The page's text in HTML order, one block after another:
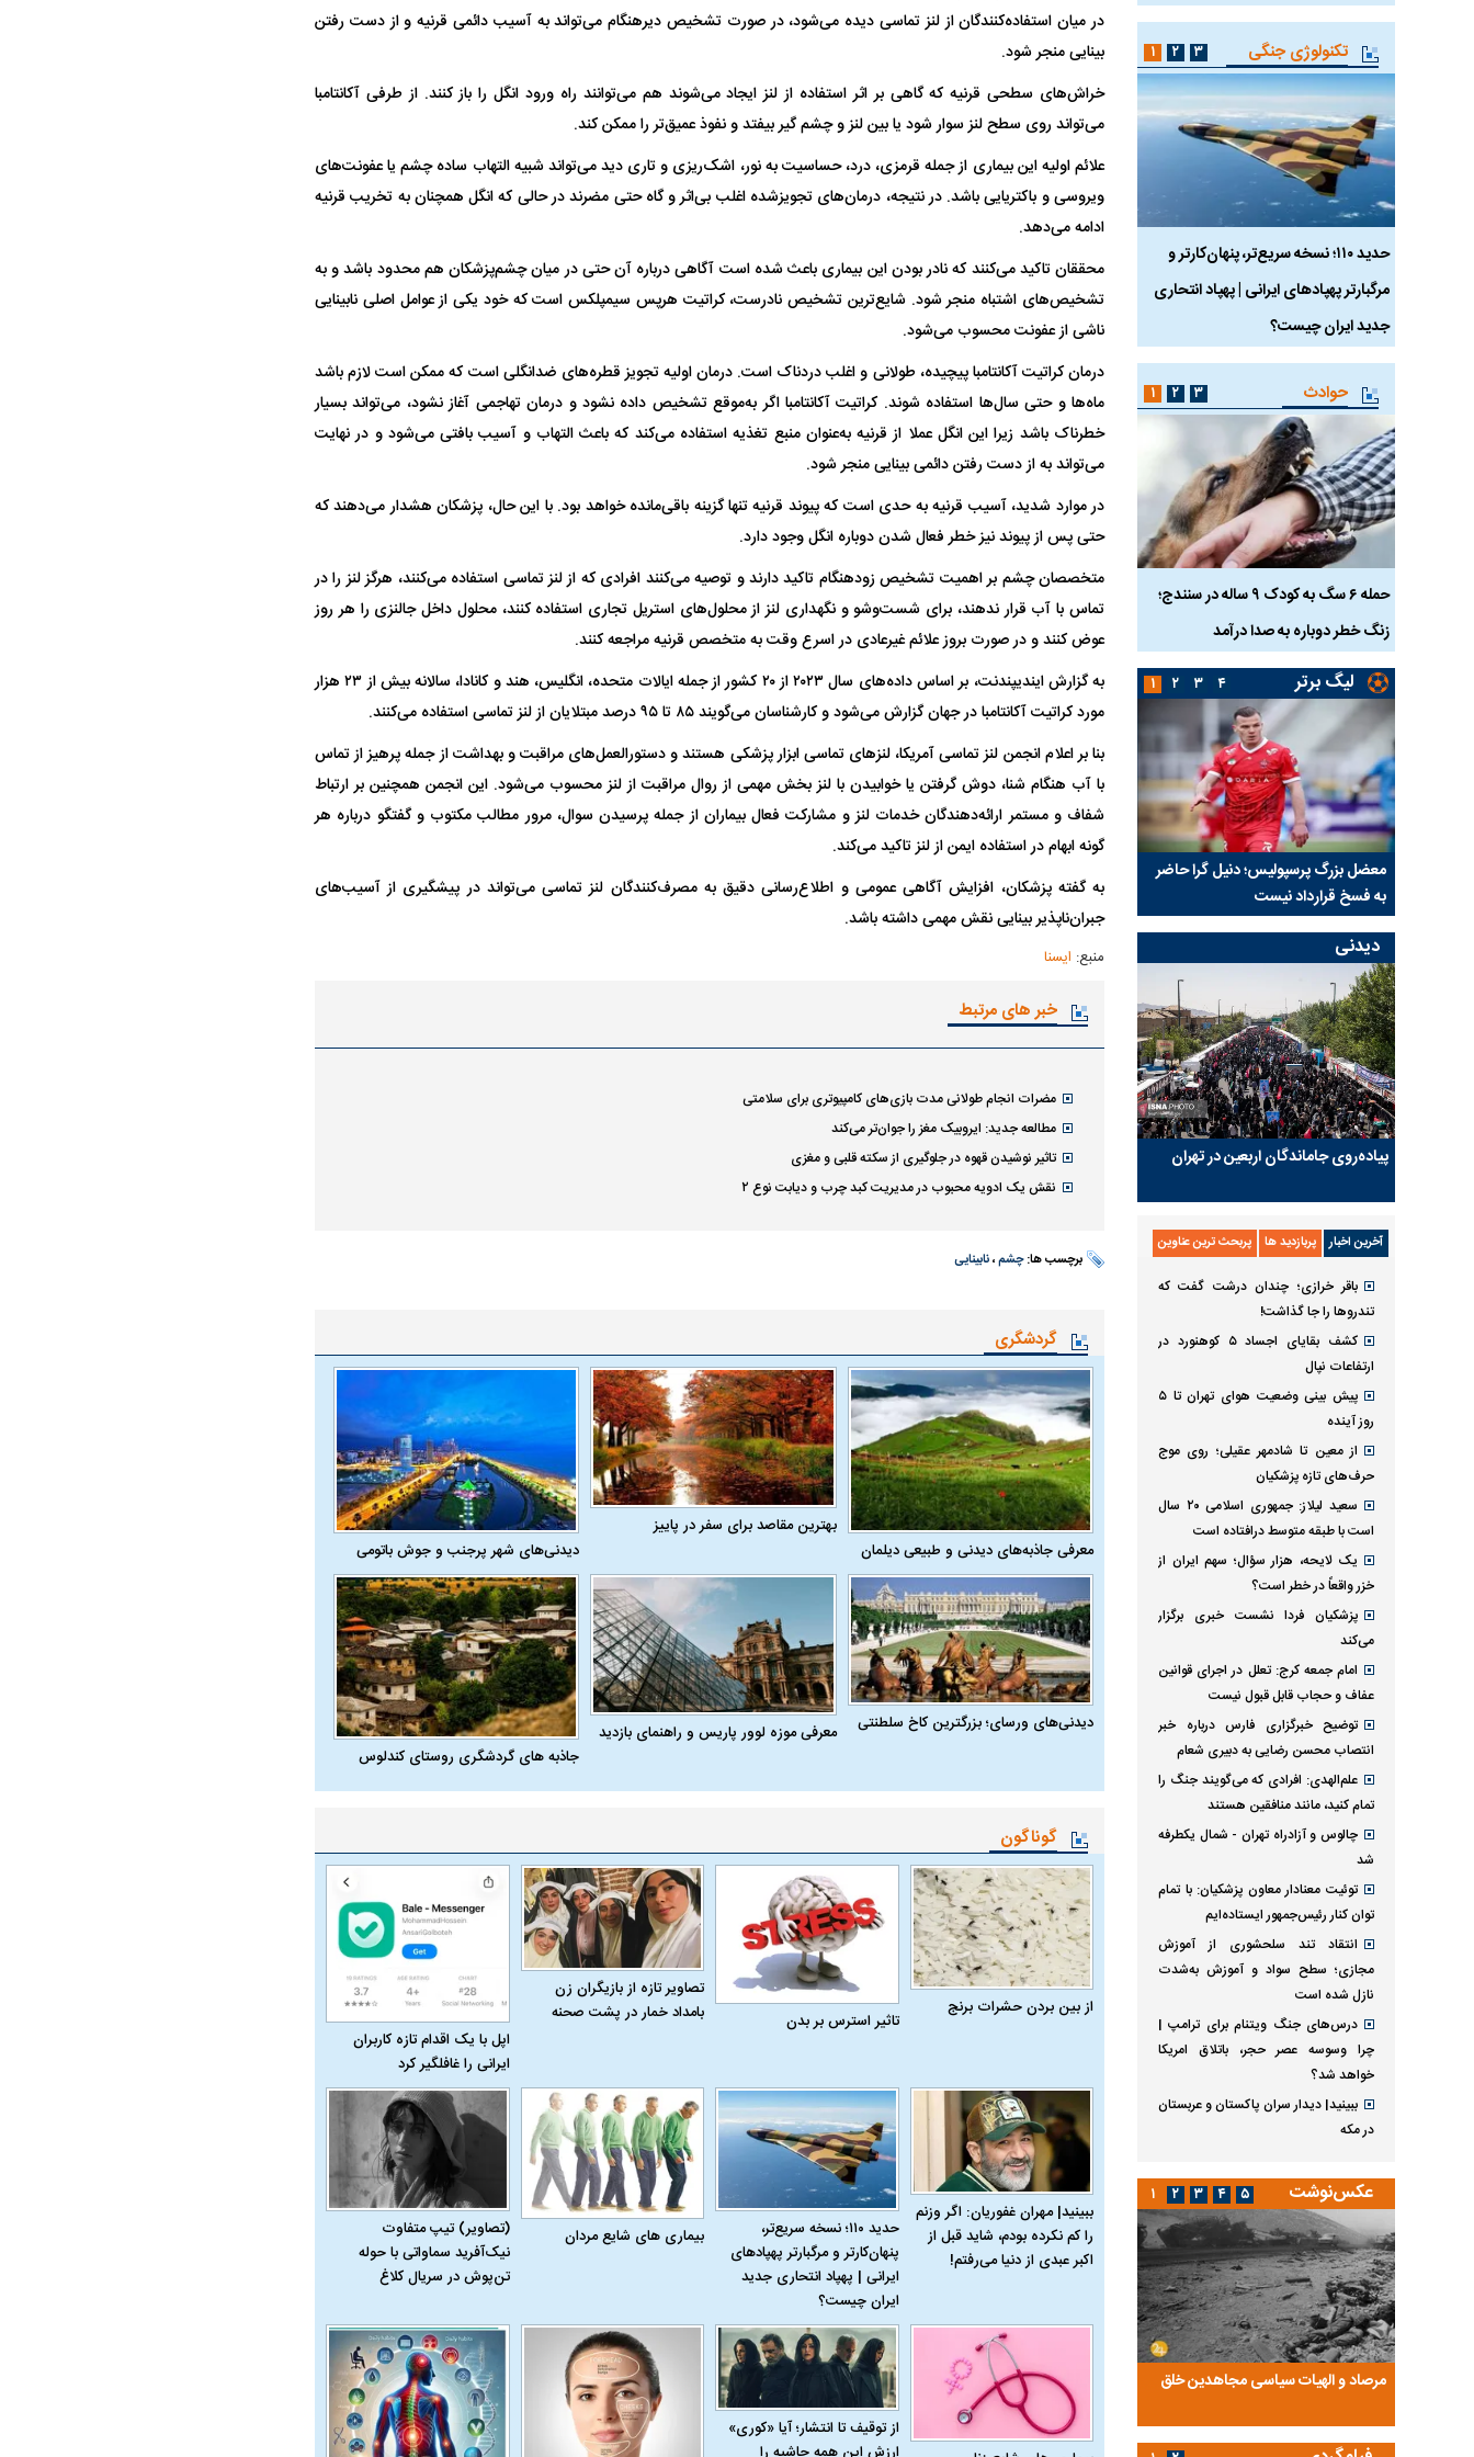
در میان استفاده‌کنندگان از لنز تماسی دیده می‌شود، در صورت تشخیص دیرهنگام می‌تواند به آسیب دائمی قرنیه و از دست رفتن
بینایی منجر شود.
خراش‌های سطحی قرنیه که گاهی بر اثر استفاده از لنز ایجاد می‌شوند هم می‌توانند راه ورود انگل را باز کنند. از طرفی آکانتامبا
می‌تواند روی سطح لنز سوار شود یا بین لنز و چشم گیر بیفتد و نفوذ عمیق‌تر را ممکن کند.
علائم اولیه این بیماری از جمله قرمزی، درد، حساسیت به نور، اشک‌ریزی و تاری دید می‌تواند شبیه التهاب ساده چشم یا عفونت‌های
ویروسی و باکتریایی باشد. در نتیجه، درمان‌های تجویزشده اغلب بی‌اثر و گاه حتی مضرند در حالی که انگل همچنان به تخریب قرنیه
ادامه می‌دهد.
محققان تاکید می‌کنند که نادر بودن این بیماری باعث شده است آگاهی درباره آن حتی در میان چشم‌پزشکان هم محدود باشد و به
تشخیص‌های اشتباه منجر شود. شایع‌ترین تشخیص نادرست، کراتیت هرپس سیمپلکس است که خود یکی از عوامل اصلی نابینایی
ناشی از عفونت محسوب می‌شود.
درمان کراتیت آکانتامبا پیچیده، طولانی و اغلب دردناک است. درمان‌ اولیه تجویز قطره‌های ضدانگلی است که ممکن است لازم باشد
ماه‌ها و حتی سال‌ها استفاده شوند. کراتیت آکانتامبا اگر به‌موقع تشخیص داده نشود و درمان تهاجمی آغاز نشود، می‌تواند بسیار
خطرناک باشد زیرا این انگل عملا از قرنیه به‌عنوان منبع تغذیه استفاده می‌کند که باعث التهاب و آسیب بافتی می‌شود و در نهایت
می‌تواند به از دست رفتن دائمی بینایی منجر شود.
در موارد شدید، آسیب قرنیه به حدی است که پیوند قرنیه تنها گزینه باقی‌مانده خواهد بود. با این حال، پزشکان هشدار می‌دهند که
حتی پس از پیوند نیز خطر فعال شدن دوباره انگل وجود دارد.
متخصصان چشم بر اهمیت تشخیص زودهنگام تاکید دارند و توصیه می‌کنند افرادی که از لنز تماسی استفاده می‌کنند، هرگز لنز را در
تماس با آب قرار ندهند، برای شست‌وشو و نگهداری لنز از محلول‌های استریل تجاری استفاده کنند، محلول داخل جالنزی را هر روز
عوض کنند و در صورت بروز علائم غیرعادی در اسرع وقت به متخصص قرنیه مراجعه کنند.
به گزارش ایندیپندنت، بر اساس داده‌های سال ۲۰۲۳ از ۲۰ کشور از جمله ایالات متحده، انگلیس، هند و کانادا، سالانه بیش از ۲۳ هزار
مورد کراتیت آکانتامبا در جهان گزارش می‌شود و کارشناسان می‌گویند ۸۵ تا ۹۵ درصد مبتلایان از لنز تماسی استفاده می‌کنند.
بنا بر اعلام انجمن لنز تماسی آمریکا، لنزهای تماسی ابزار پزشکی‌ هستند و دستورالعمل‌های مراقبت و بهداشت از جمله پرهیز از تماس
با آب هنگام شنا، دوش گرفتن یا خوابیدن با لنز بخش مهمی از روال مراقبت‌ از لنز محسوب می‌شود. این انجمن همچنین بر ارتباط
شفاف و مستمر ارائه‌دهندگان خدمات لنز و مشارکت فعال بیماران از جمله پرسیدن سوال، مرور مطالب مکتوب و گفتگو درباره هر
گونه ابهام در استفاده ایمن از لنز تاکید می‌کند.
به گفته پزشکان، افزایش آگاهی عمومی و اطلاع‌رسانی دقیق به مصرف‌کنندگان لنز تماسی می‌تواند در پیشگیری از آسیب‌های
جبران‌ناپذیر بینایی نقش مهمی داشته باشد.
منبع: ایسنا
خبر های مرتبط
مضرات انجام طولانی مدت بازی‌های کامپیوتری برای سلامتی
مطالعه جدید: ایروبیک مغز را جوان‌تر می‌کند
تاثیر نوشیدن قهوه در جلوگیری از سکته قلبی و مغزی
نقش یک ادویه محبوب در مدیریت کبد چرب و دیابت نوع ۲
برچسب ها:چشم،نابینایی
گردشگری
معرفی جاذبه‌های دیدنی و طبیعی دیلمان
بهترین مقاصد برای سفر در پاییز
دیدنی‌های شهر پرجنب و جوش باتومی
دیدنی‌های ورسای؛ بزرگترین کاخ سلطنتی
معرفی موزه لوور پاریس و راهنمای بازدید
جاذبه های گردشگری روستای کندلوس
گوناگون
از بین بردن حشرات برنج
تاثیر استرس بر بدن
تصاویر تازه از بازیگران زن
بامداد خمار در پشت صحنه
اپل با یک اقدام تازه کاربران
ایرانی را غافلگیر کرد
ببینید| مهران غفوریان: اگر وزنم
را کم نکرده بودم، شاید قبل از
اکبر عبدی از دنیا می‌رفتم!
حدید ۱۱۰؛ نسخه سریع‌تر،
پنهان‌کارتر و مرگبارتر پهپادهای
ایرانی | پهپاد انتحاری جدید
ایران چیست؟
بیماری‌ های شایع مردان
(تصاویر) تیپ متفاوت
نیک‌آفرید سماواتی با حوله
تن‌پوش در سریال کلاغ
از توقیف تا انتشار؛ آیا «کوری»
ارزش این همه حاشیه را
تکنولوژی جنگی
حدید ۱۱۰؛ نسخه سریع‌تر، پنهان‌کارتر و
مرگبارتر پهپادهای ایرانی | پهپاد انتحاری
جدید ایران چیست؟
فضاپیمای «استارشیپ» ایلان ماسک
چیست؟
حدید ۱۱۰؛ نسخه سریع‌تر، پنهان‌کارتر و
مرگبارتر پهپادهای ایرانی | پهپاد انتحاری
۱ ۲ ۳
حوادث
حمله ۶ سگ به کودک ۹ ساله در سنندج؛
زنگ خطر دوباره به صدا درآمد
واژگونی مرگبار سمند در اصفهان | ۴ نفر
کشته شدند
عکس| ماجرای کشف جسد ناشناس که
توسط حیوانات خورده شد
حمله ۶ سگ به کودک ۹ ساله در سنندج؛
زنگ خطر دوباره به صدا درآمد
۱ ۲ ۳
لیگ برتر
معضل بزرگ پرسپولیس؛ دنیل گرا حاضر
به فسخ قرارداد نیست
مشخص شد
استقلال
هافبک گابنی در آستانه انتخاب تیم جدید
به فسخ قرارداد نیست
۱ ۲ ۳ ۴
دیدنی
پیاده‌روی جاماندگان اربعین در تهران
آخرین اخبار پربازدید ها پربحث ترین عناوین
باقر خرازی؛ چندان درشت گفت که
تندروها را جا گذاشت!
کشف بقایای اجساد ۵ کوهنورد در
ارتفاعات نپال
پیش بینی وضعیت هوای تهران تا ۵
روز آینده
از معین تا شادمهر عقیلی؛ روی موج
حرف‌های تازه پزشکیان
سعید لیلاز: جمهوری اسلامی ۲۰ سال
است با طبقه متوسط درافتاده است
یک لایحه، هزار سؤال؛ سهم ایران از
خزر واقعاً در خطر است؟
پزشکیان فردا نشست خبری برگزار
می‌کند
امام جمعه کرج: تعلل در اجرای قوانین
عفاف و حجاب قابل قبول نیست
توضیح خبرگزاری فارس درباره خبر
انتصاب محسن رضایی به دبیری شعام
علم‌الهدی: افرادی که می‌گویند جنگ را
تمام کنید، مانند منافقین هستند
چالوس و آزادراه تهران - شمال یکطرفه
شد
توئیت معنادار معاون پزشکیان: با تمام
توان کنار رئیس‌جمهور ایستاده‌ایم
انتقاد تند سلحشوری از آموزش
مجازی؛ سطح سواد و آموزش به‌شدت
نازل شده است
درس‌های جنگ ویتنام برای ترامپ |
چرا وسوسه عصر حجر، باتلاق امریکا
خواهد شد؟
ببینید| دیدار سران پاکستان و عربستان
در مکه
عکس‌نوشت
مرصاد و الهیات سیاسی مجاهدین خلق
آخرین پرده از حیات سیاسی یک سلسله |
روایتی از آخرین مصاحبه‌ی شاه در ایران
ریشه‌های عزاداری ماه محرم در فرهنگ
و تاریخ ایران
عزاداری ماه محرم در دوران قاجار چگونه
انجام می‌شد؟
مردی که سر خم نکرد؟ | غلامرضا تختی و
۱ ۲ ۳ ۴ ۵